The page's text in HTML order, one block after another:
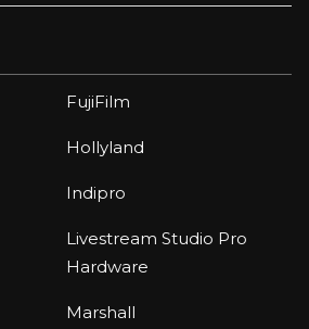
FujiFilm
Hollyland
Indipro
Livestream Studio Pro
Hardware
Marshall